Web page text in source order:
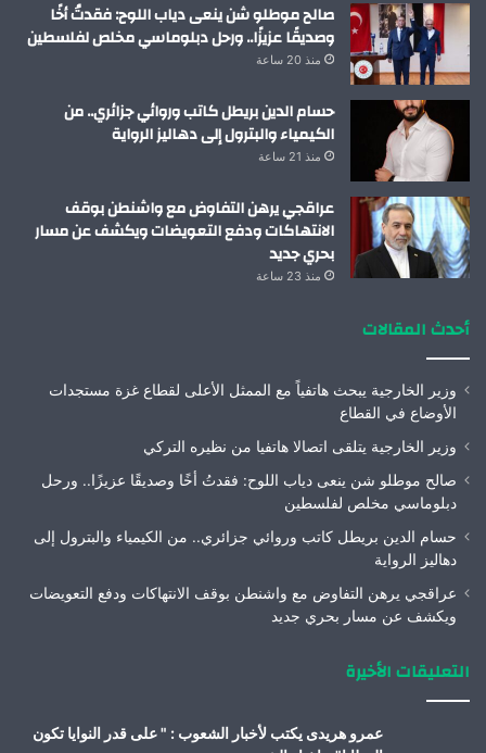
صالح موطلو شن ينعى دياب اللوح: فقدتُ أخًا
وصديقًا عزيزًا.. ورحل دبلوماسي مخلص لفلسطين
منذ 20 ساعة
حسام الدين بريطل كاتب وروائي جزائري.. من
الكيمياء والبترول إلى دهاليز الرواية
منذ 21 ساعة
عراقجي يرهن التفاوض مع واشنطن بوقف
الانتهاكات ودفع التعويضات ويكشف عن مسار
بحري جديد
منذ 23 ساعة
أحدث المقالات
وزير الخارجية يبحث هاتفياً مع الممثل الأعلى لقطاع غزة مستجدات
الأوضاع في القطاع
وزير الخارجية يتلقى اتصالا هاتفيا من نظيره التركي
صالح موطلو شن ينعى دياب اللوح: فقدتُ أخًا وصديقًا عزيزًا.. ورحل
دبلوماسي مخلص لفلسطين
حسام الدين بريطل كاتب وروائي جزائري.. من الكيمياء والبترول إلى
دهاليز الرواية
عراقجي يرهن التفاوض مع واشنطن بوقف الانتهاكات ودفع التعويضات
ويكشف عن مسار بحري جديد
التعليقات الأخيرة
عمرو هريدى يكتب لأخبار الشعوب : " على قدر النوايا تكون